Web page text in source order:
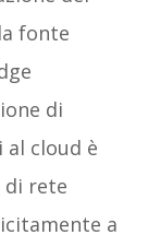
fonte
di
al cloud è
di rete
a